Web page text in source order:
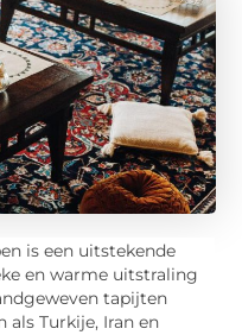
is een uitstekende
en warme uitstraling
tapijten
Turkije, Iran en